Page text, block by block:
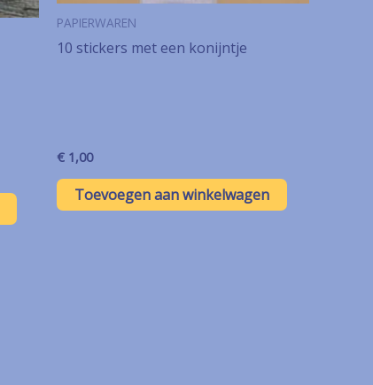
PAPIERWAREN
10 stickers met een konijntje
€ 1,00
Toevoegen aan winkelwagen